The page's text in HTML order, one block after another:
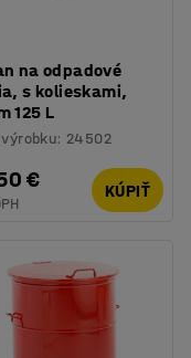
na odpadové
s kolieskami,
125 L
: 24502
€ KÚPIŤ